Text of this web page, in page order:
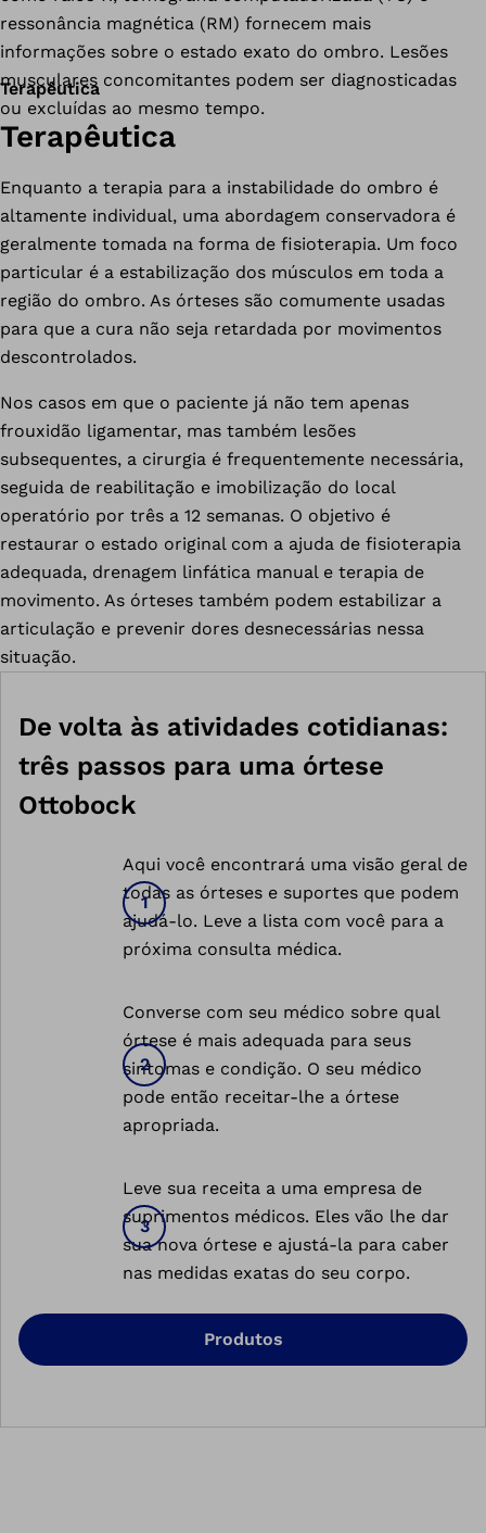
ressonância magnética (RM) fornecem mais
informações sobre o estado exato do ombro. Lesões
musculares concomitantes podem ser diagnosticadas
ou excluídas ao mesmo tempo.
Terapêutica
Terapêutica
Enquanto a terapia para a instabilidade do ombro é
altamente individual, uma abordagem conservadora é
geralmente tomada na forma de fisioterapia. Um foco
particular é a estabilização dos músculos em toda a
região do ombro. As órteses são comumente usadas
para que a cura não seja retardada por movimentos
descontrolados.
Nos casos em que o paciente já não tem apenas
frouxidão ligamentar, mas também lesões
subsequentes, a cirurgia é frequentemente necessária,
seguida de reabilitação e imobilização do local
operatório por três a 12 semanas. O objetivo é
restaurar o estado original com a ajuda de fisioterapia
adequada, drenagem linfática manual e terapia de
movimento. As órteses também podem estabilizar a
articulação e prevenir dores desnecessárias nessa
situação.
De volta às atividades cotidianas:
três passos para uma órtese
Ottobock
Aqui você encontrará uma visão geral de
todas as órteses e suportes que podem
ajudá-lo. Leve a lista com você para a
próxima consulta médica.
Converse com seu médico sobre qual
órtese é mais adequada para seus
sintomas e condição. O seu médico
pode então receitar-lhe a órtese
apropriada.
Leve sua receita a uma empresa de
suprimentos médicos. Eles vão lhe dar
sua nova órtese e ajustá-la para caber
nas medidas exatas do seu corpo.
Produtos